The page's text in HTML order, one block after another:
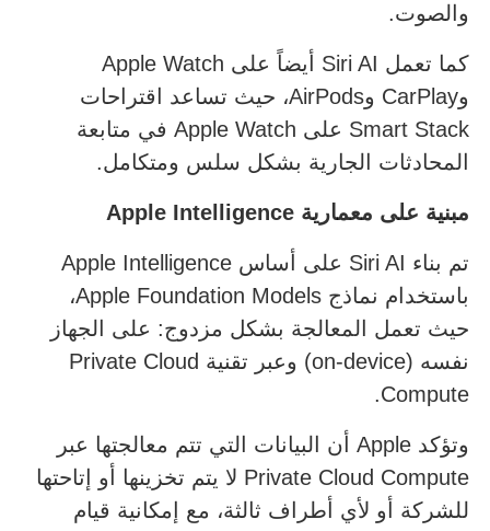
والصوت.
كما تعمل Siri AI أيضاً على Apple Watch
وCarPlay وAirPods، حيث تساعد اقتراحات
Smart Stack على Apple Watch في متابعة
المحادثات الجارية بشكل سلس ومتكامل.
مبنية على معمارية Apple Intelligence
تم بناء Siri AI على أساس Apple Intelligence
باستخدام نماذج Apple Foundation Models،
حيث تعمل المعالجة بشكل مزدوج: على الجهاز
نفسه (on-device) وعبر تقنية Private Cloud
Compute.
وتؤكد Apple أن البيانات التي تتم معالجتها عبر
Private Cloud Compute لا يتم تخزينها أو إتاحتها
للشركة أو لأي أطراف ثالثة، مع إمكانية قيام